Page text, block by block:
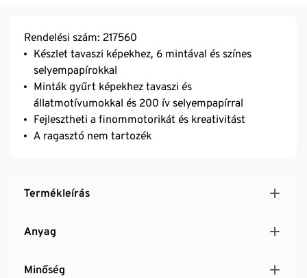
Rendelési szám: 217560
Készlet tavaszi képekhez, 6 mintával és színes
selyempapírokkal
Minták gyűrt képekhez tavaszi és
állatmotívumokkal és 200 ív selyempapírral
Fejlesztheti a finommotorikát és kreativitást
A ragasztó nem tartozék
Termékleírás
Anyag
Minőség